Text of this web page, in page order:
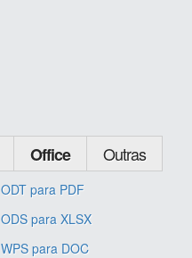
Office Outras
ODT para PDF
ODS para XLSX
WPS para DOC